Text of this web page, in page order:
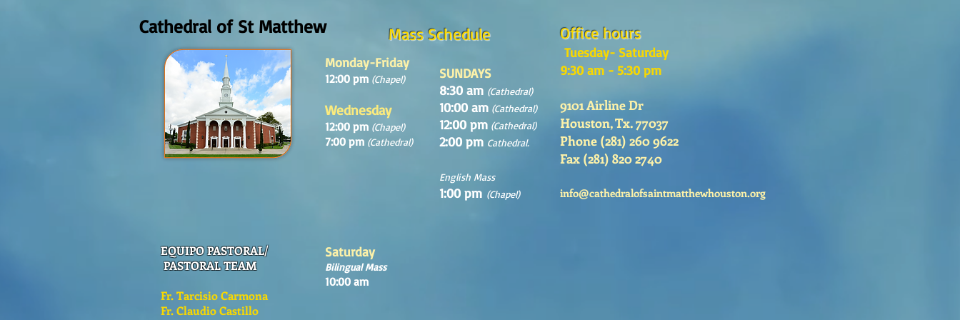
Cathedral of St Matthew Mass Schedule
Monday-Friday
12:00 pm (Chapel)
Wednesday
12:00 pm (Chapel)
7:00 pm (Cathedral)
SUNDAYS
8:30 am (Cathedral)
10:00 am (Cathedral)
12:00 pm (Cathedral)
2:00 pm Cathedral.
English Mass
1:00 pm (Chapel)
Office hours
Tuesday- Saturday
9:30 am - 5:30 pm
9101 Airline Dr
Houston, Tx. 77037
Phone (281) 260 9622
Fax (281) 820 2740
info@cathedralofsaintmatthewhouston.org
EQUIPO PASTORAL/
PASTORAL TEAM
Fr. Tarcisio Carmona
Fr. Claudio Castillo
Saturday
Bilingual Mass
10:00 am